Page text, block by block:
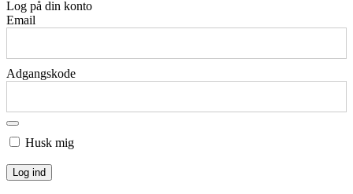
Log på din konto
Email
Adgangskode
Husk mig